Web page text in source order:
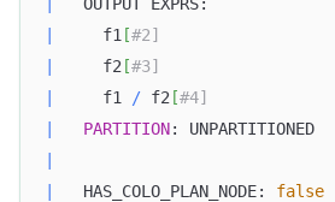
     f1
[#2]
     f2
[#3]
     f1
/ f2 [#4]
PARTITION:
   HAS_COLO_PLAN_NODE:
false